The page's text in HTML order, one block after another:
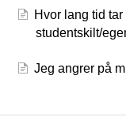
Hvor lang tid tar
studentskilt/
Jeg angrer på